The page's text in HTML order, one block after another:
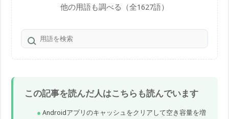
他の用語も調べる（全1627語）
この記事を読んだ人はこちらも読んでいます
Androidアプリのキャッシュをクリアして空き容量を増